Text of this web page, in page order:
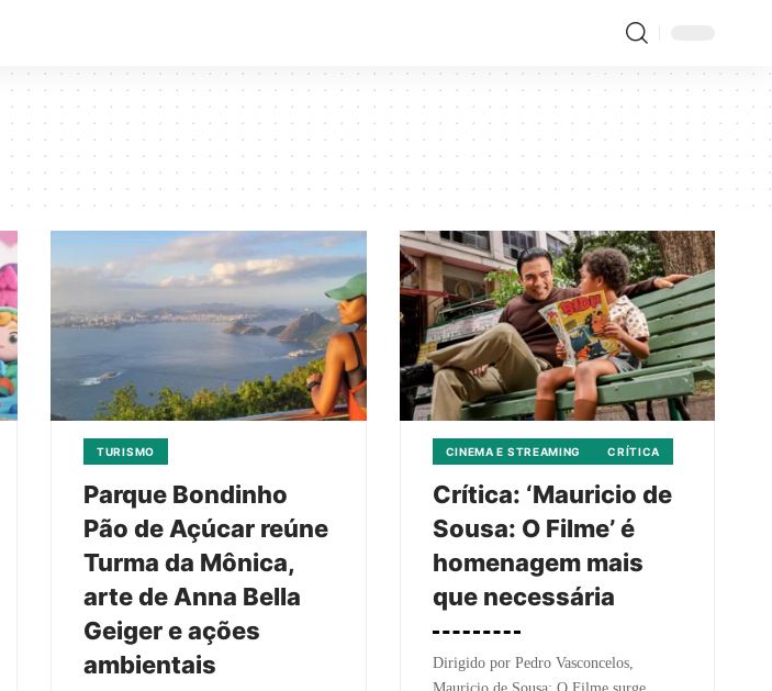
TURISMO
Parque Bondinho
Pão de Açúcar reúne
Turma da Mônica,
arte de Anna Bella
Geiger e ações
ambientais
CINEMA E STREAMING CRÍTICA
Crítica: ‘Mauricio de
Sousa: O Filme’ é
homenagem mais
que necessária
Dirigido por Pedro Vasconcelos,
Mauricio de Sousa: O Filme surge